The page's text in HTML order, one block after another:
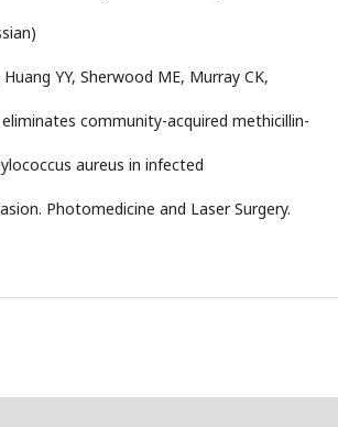
YY, Sherwood ME, Murray CK,
community-acquired methicillin-
aureus in infected
Photomedicine and Laser Surgery.